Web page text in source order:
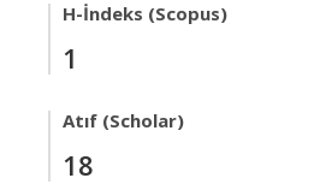
H-İndeks (Scopus)
1
Atıf (Scholar)
18